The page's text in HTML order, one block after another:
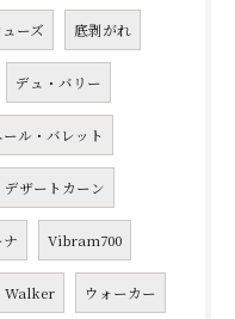
ーズ 底剥がれ
デュ・バリー
ール・バレット
デザートカーン
Vibram700
Walker ウォーカー